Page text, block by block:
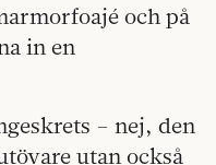
och på
in en
– nej, den
utan också